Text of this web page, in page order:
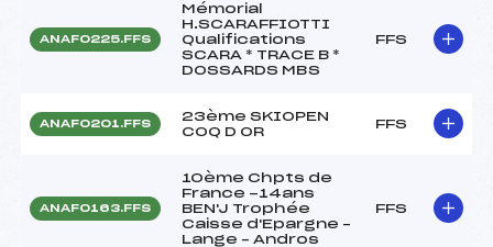
ANAF0225.FFS
Mémorial
H.SCARAFFIOTTI
Qualifications
SCARA * TRACE B *
DOSSARDS MBS
FFS
ANAF0201.FFS
23ème SKIOPEN
COQ D OR
FFS
ANAF0163.FFS
10ème Chpts de
France -14ans
BEN'J Trophée
Caisse d'Epargne –
Lange – Andros
FFS